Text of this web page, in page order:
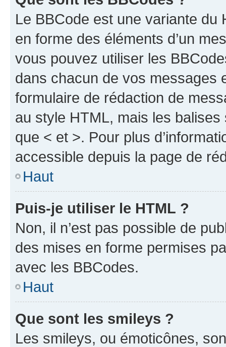
Le BBCode est une variante du
en forme des éléments d’un
vous pouvez utiliser les
dans chacun de vos messages
formulaire de rédaction de
au style HTML, mais les
que < et >. Pour plus
accessible depuis la page de
Haut
Puis-je utiliser le HTML ?
Non, il n’est pas possible de
des mises en forme permises
avec les BBCodes.
Haut
Que sont les smileys ?
Les smileys, ou émoticônes,